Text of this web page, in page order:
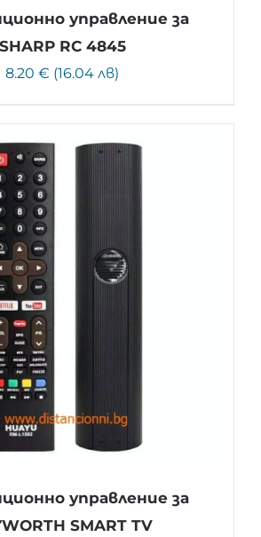
управление за
SHARP RC 4845
8.20 € (16.04 лв)
управление за
SMART TV